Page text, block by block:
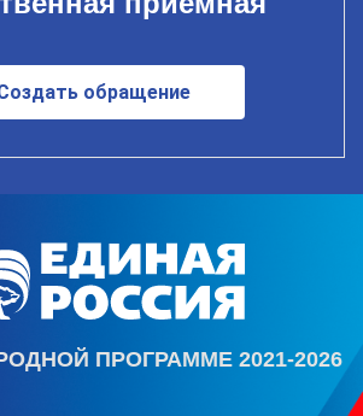
обращение
ПРОГРАММЕ 2021-2026